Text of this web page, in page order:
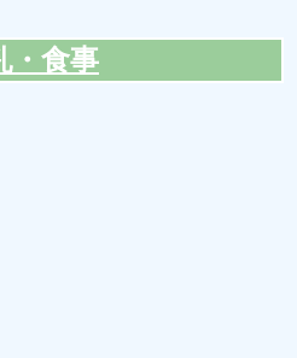
・食事